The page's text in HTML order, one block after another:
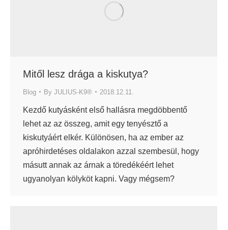
Mitől lesz drága a kiskutya?
Blog By JULIUS-K9® 2018.12.11.
Kezdő kutyásként első hallásra megdöbbentő
lehet az az összeg, amit egy tenyésztő a
kiskutyáért elkér. Különösen, ha az ember az
apróhirdetéses oldalakon azzal szembesül, hogy
másutt annak az árnak a töredékéért lehet
ugyanolyan kölyköt kapni. Vagy mégsem?